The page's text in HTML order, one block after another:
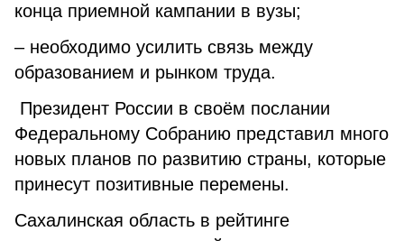
конца приемной кампании в вузы;
– необходимо усилить связь между
образованием и рынком труда.
Президент России в своём послании
Федеральному Собранию представил много
новых планов по развитию страны, которые
принесут позитивные перемены.
Сахалинская область в рейтинге